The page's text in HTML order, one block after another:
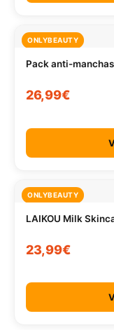
ONLYBEAUTY
Pack anti-
26,99€
ONLYBEAUTY
LAIKOU Milk
23,99€